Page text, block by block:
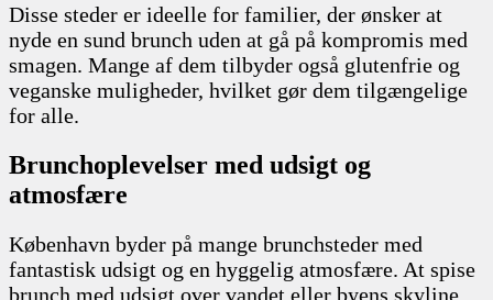
Disse steder er ideelle for familier, der ønsker at
nyde en sund brunch uden at gå på kompromis med
smagen. Mange af dem tilbyder også glutenfrie og
veganske muligheder, hvilket gør dem tilgængelige
for alle.
Brunchoplevelser med udsigt og
atmosfære
København byder på mange brunchsteder med
fantastisk udsigt og en hyggelig atmosfære. At spise
brunch med udsigt over vandet eller byens skyline